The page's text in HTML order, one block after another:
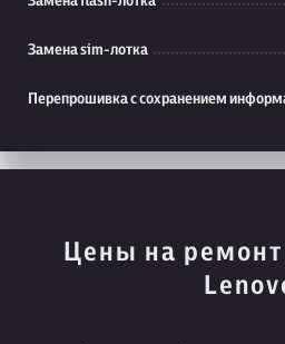
Замена sim-лотка
Перепрошивка с сохранением
Цены на